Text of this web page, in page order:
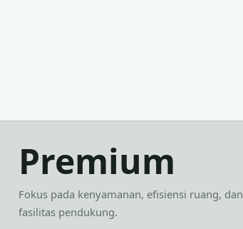
Premium
Fokus pada kenyamanan, efisiensi ruang, dan
fasilitas pendukung.